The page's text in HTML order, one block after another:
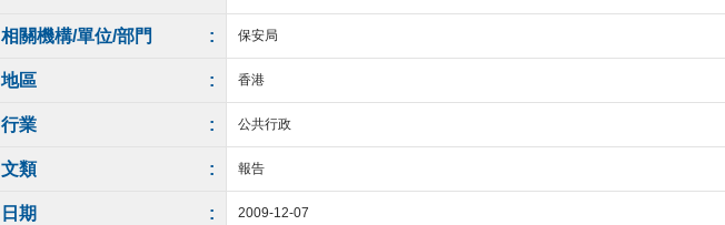
相關機構/單位/部門 : 保安局
地區 : 香港
行業 : 公共行政
文類 : 報告
日期 : 2009-12-07